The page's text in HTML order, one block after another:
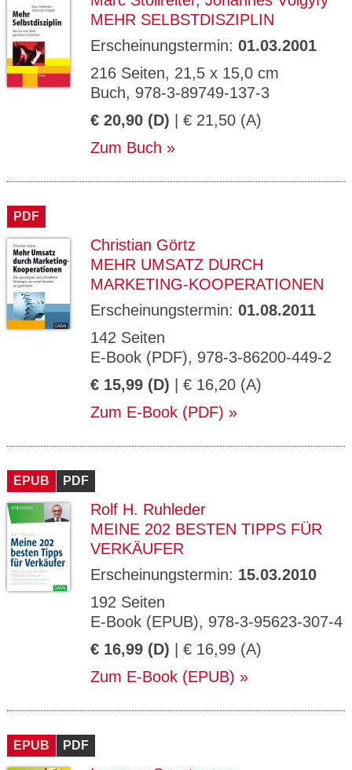
MEHR SELBSTDISZIPLIN
Erscheinungstermin: 01.03.2001
216 Seiten, 21,5 x 15,0 cm
Buch, 978-3-89749-137-3
€ 20,90 (D) | € 21,50 (A)
Zum Buch
PDF
Christian Görtz
MEHR UMSATZ DURCH
MARKETING-KOOPERATIONEN
Erscheinungstermin: 01.08.2011
142 Seiten
E-Book (PDF), 978-3-86200-449-2
€ 15,99 (D) | € 16,20 (A)
Zum E-Book (PDF)
EPUB PDF
Rolf H. Ruhleder
MEINE 202 BESTEN TIPPS FÜR
VERKÄUFER
Erscheinungstermin: 15.03.2010
192 Seiten
E-Book (EPUB), 978-3-95623-307-4
€ 16,99 (D) | € 16,99 (A)
Zum E-Book (EPUB)
EPUB PDF